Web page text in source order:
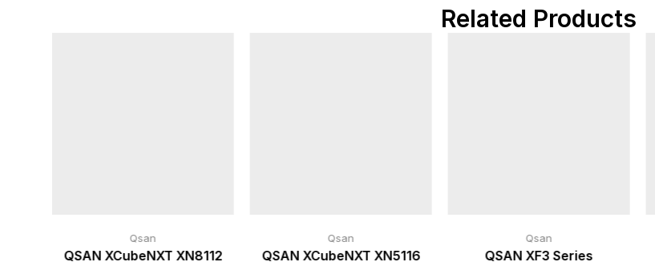
Related Products
Qsan
QSAN XCubeNXT XN8112
Qsan
QSAN XCubeNXT XN5116
Qsan
QSAN XF3 Series